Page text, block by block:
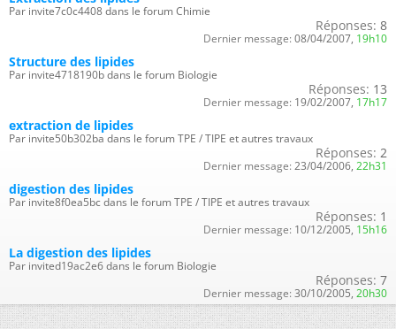
Par invite7c0c4408 dans le forum Chimie
Réponses: 8
Dernier message: 08/04/2007, 19h10
Structure des lipides
Par invite4718190b dans le forum Biologie
Réponses: 13
Dernier message: 19/02/2007, 17h17
extraction de lipides
Par invite50b302ba dans le forum TPE / TIPE et autres travaux
Réponses: 2
Dernier message: 23/04/2006, 22h31
digestion des lipides
Par invite8f0ea5bc dans le forum TPE / TIPE et autres travaux
Réponses: 1
Dernier message: 10/12/2005, 15h16
La digestion des lipides
Par invited19ac2e6 dans le forum Biologie
Réponses: 7
Dernier message: 30/10/2005, 20h30